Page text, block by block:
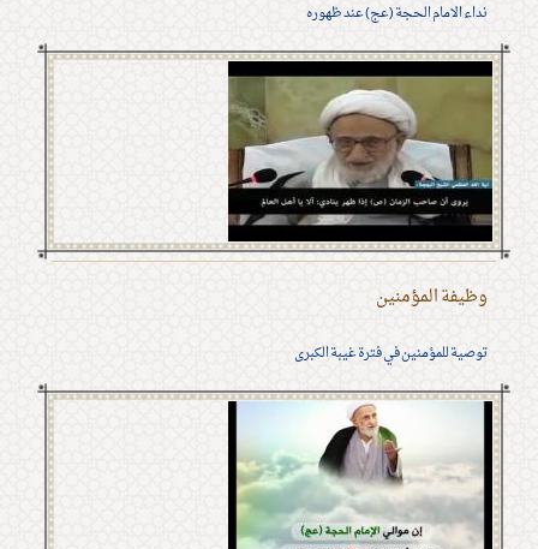
نداء الامام الحجة (عج) عند ظهوره
وظيفة المؤمنين
توصية للمؤمنين في فترة غيبة الكبرى